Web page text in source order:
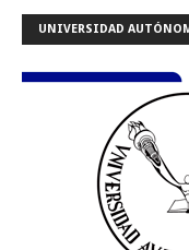
UNIVERSIDAD